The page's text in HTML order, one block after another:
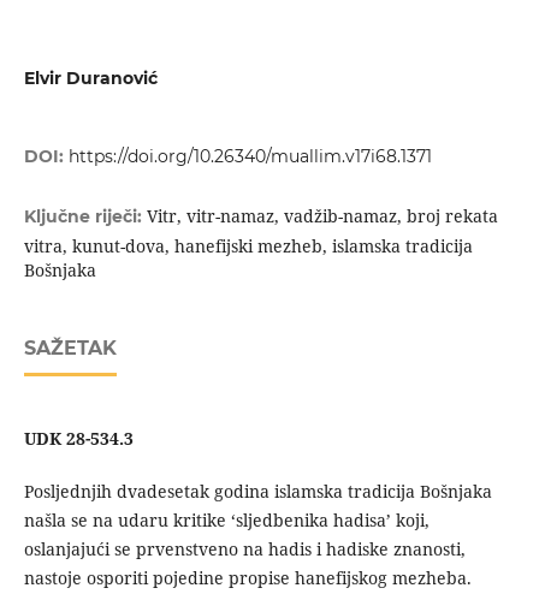
Elvir Duranović
DOI: https://doi.org/10.26340/muallim.v17i68.1371
Ključne riječi: Vitr, vitr-namaz, vadžib-namaz, broj rekata
vitra, kunut-dova, hanefijski mezheb, islamska tradicija
Bošnjaka
SAŽETAK
UDK 28-534.3
Posljednjih dvadesetak godina islamska tradicija Bošnjaka
našla se na udaru kritike ‘sljedbenika hadisa’ koji,
oslanjajući se prvenstveno na hadis i hadiske znanosti,
nastoje osporiti pojedine propise hanefijskog mezheba.